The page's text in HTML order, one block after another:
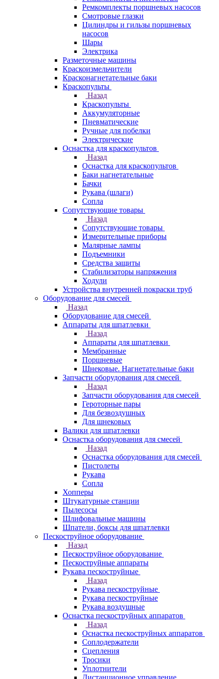
Ремкомплекты поршневых насосов
Смотровые глазки
Цилиндры и гильзы поршневых
насосов
Шары
Электрика
Разметочные машины
Краскоизмельчители
Красконагнетательные баки
Краскопульты
Назад
Краскопульты
Аккумуляторные
Пневматические
Ручные для побелки
Электрические
Оснастка для краскопультов
Назад
Оснастка для краскопультов
Баки нагнетательные
Бачки
Рукава (шлаги)
Сопла
Сопутствующие товары
Назад
Сопутствующие товары
Измерительные приборы
Малярные лампы
Подъемники
Средства защиты
Стабилизаторы напряжения
Ходули
Устройства внутренней покраски труб
Оборудование для смесей
Назад
Оборудование для смесей
Аппараты для шпатлевки
Назад
Аппараты для шпатлевки
Мембранные
Поршневые
Шнековые. Нагнетательные баки
Запчасти оборудования для смесей
Назад
Запчасти оборудования для смесей
Героторные пары
Для безвоздушных
Для шнековых
Валики для шпатлевки
Оснастка оборудования для смесей
Назад
Оснастка оборудования для смесей
Пистолеты
Рукава
Сопла
Хопперы
Штукатурные станции
Пылесосы
Шлифовальные машины
Шпатели, боксы для шпатлевки
Пескоструйное оборудование
Назад
Пескоструйное оборудование
Пескоструйные аппараты
Рукава пескоструйные
Назад
Рукава пескоструйные
Рукава пескоструйные
Рукава воздушные
Оснастка пескоструйных аппаратов
Назад
Оснастка пескоструйных аппаратов
Соплодержатели
Сцепления
Тросики
Уплотнители
Дистанционное управление